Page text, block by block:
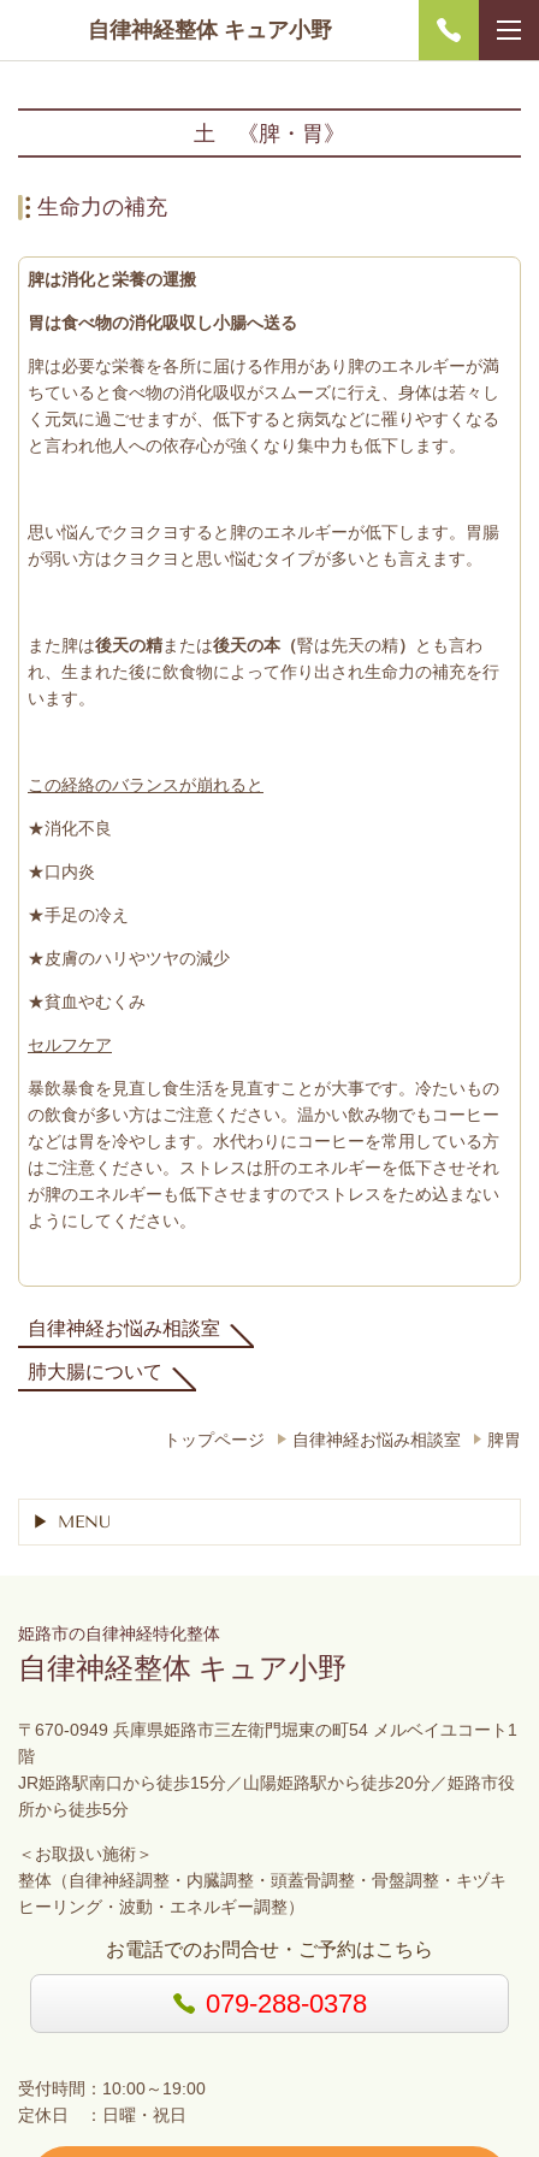
自律神経整体 キュア小野
土 《脾・胃》
生命力の補充
脾は消化と栄養の運搬
胃は食べ物の消化吸収し小腸へ送る
脾は必要な栄養を各所に届ける作用があり脾のエネルギーが満
ちていると食べ物の消化吸収がスムーズに行え、身体は若々し
く元気に過ごせますが、低下すると病気などに罹りやすくなる
と言われ他人への依存心が強くなり集中力も低下します。
思い悩んでクヨクヨすると脾のエネルギーが低下します。胃腸
が弱い方はクヨクヨと思い悩むタイプが多いとも言えます。
また脾は後天の精または後天の本（腎は先天の精）
とも言わ
れ、生まれた後に飲食物によって作り出され生命力の補充を行
います。
この経絡のバランスが崩れると
★消化不良
★口内炎
★手足の冷え
★皮膚のハリやツヤの減少
★貧血やむくみ
セルフケア
暴飲暴食を見直し食生活を見直すことが大事です。冷たいもの
の飲食が多い方はご注意ください。温かい飲み物でもコーヒー
などは胃を冷やします。水代わりにコーヒーを常用している方
はご注意ください。ストレスは肝のエネルギーを低下させそれ
が脾のエネルギーも低下させますのでストレスをため込まない
ようにしてください。
自律神経お悩み相談室
肺大腸について
トップページ 自律神経お悩み相談室 脾胃
MENU
姫路市の自律神経特化整体
自律神経整体 キュア小野
〒670-0949 兵庫県姫路市三左衛門堀東の町54 メルベイユコート1
階
JR姫路駅南口から徒歩15分／山陽姫路駅から徒歩20分／姫路市役
所から徒歩5分
＜お取扱い施術＞
整体（自律神経調整・内臓調整・頭蓋骨調整・骨盤調整・キヅキ
ヒーリング・波動・エネルギー調整）
お電話でのお問合せ・ご予約はこちら
079-288-0378
受付時間：10:00～19:00
定休日 ：日曜・祝日